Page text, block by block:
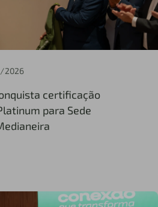
2026
certificação
para Sede